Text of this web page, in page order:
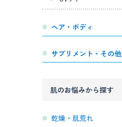
ヘア・ボディ
サプリメント・その他
肌のお悩みから探す
乾燥・肌荒れ